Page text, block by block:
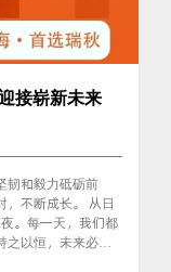
接崭新未来
韧和毅力砥砺前
，不断成长。 从日
。每一天，我们都
之以恒，未来必定